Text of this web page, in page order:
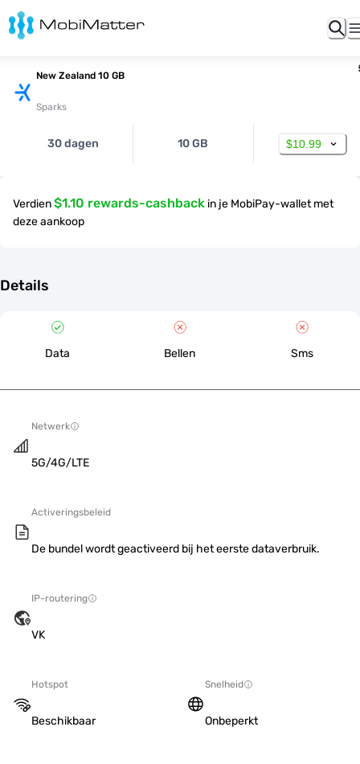
New Zealand 10 GB
Sparks
30 dagen 10 GB $10.99
Verdien$1.10 rewards-cashback in je MobiPay-wallet met
deze aankoop
Details
Data Bellen Sms
Netwerk
5G/4G/LTE
Activeringsbeleid
De bundel wordt geactiveerd bij het eerste dataverbruik.
IP-routering
VK
Hotspot
Beschikbaar
Snelheid
Onbeperkt